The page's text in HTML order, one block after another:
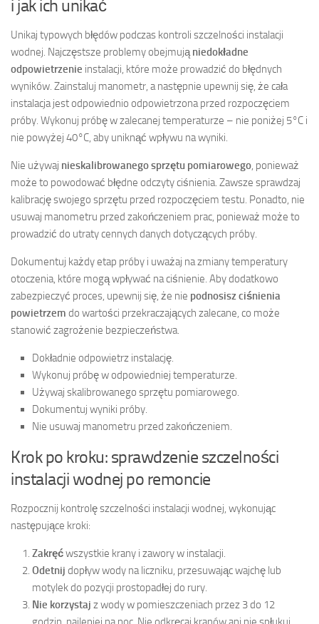
i jak ich unikać
Unikaj typowych błędów podczas kontroli szczelności instalacji
wodnej. Najczęstsze problemy obejmują niedokładne
odpowietrzenie instalacji, które może prowadzić do błędnych
wyników. Zainstaluj manometr, a następnie upewnij się, że cała
instalacja jest odpowiednio odpowietrzona przed rozpoczęciem
próby. Wykonuj próbę w zalecanej temperaturze – nie poniżej 5°C i
nie powyżej 40°C, aby uniknąć wpływu na wyniki.
Nie używaj nieskalibrowanego sprzętu pomiarowego , ponieważ
może to powodować błędne odczyty ciśnienia. Zawsze sprawdzaj
kalibrację swojego sprzętu przed rozpoczęciem testu. Ponadto, nie
usuwaj manometru przed zakończeniem prac, ponieważ może to
prowadzić do utraty cennych danych dotyczących próby.
Dokumentuj każdy etap próby i uważaj na zmiany temperatury
otoczenia, które mogą wpływać na ciśnienie. Aby dodatkowo
zabezpieczyć proces, upewnij się, że nie podnosisz ciśnienia
powietrzem do wartości przekraczających zalecane, co może
stanowić zagrożenie bezpieczeństwa.
Dokładnie odpowietrz instalację.
Wykonuj próbę w odpowiedniej temperaturze.
Używaj skalibrowanego sprzętu pomiarowego.
Dokumentuj wyniki próby.
Nie usuwaj manometru przed zakończeniem.
Krok po kroku: sprawdzenie szczelności
instalacji wodnej po remoncie
Rozpocznij kontrolę szczelności instalacji wodnej, wykonując
następujące kroki:
Zakręćwszystkie krany i zawory w instalacji.
Odetnij dopływ wody na liczniku, przesuwając wajchę lub
motylek do pozycji prostopadłej do rury.
Nie korzystaj z wody w pomieszczeniach przez 3 do 12